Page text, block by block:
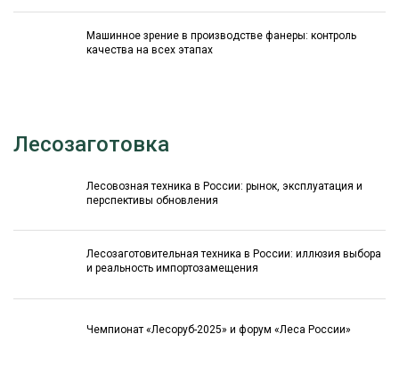
Машинное зрение в производстве фанеры: контроль
качества на всех этапах
Лесозаготовка
Лесовозная техника в России: рынок, эксплуатация и
перспективы обновления
Лесозаготовительная техника в России: иллюзия выбора
и реальность импортозамещения
Чемпионат «Лесоруб-2025» и форум «Леса России»